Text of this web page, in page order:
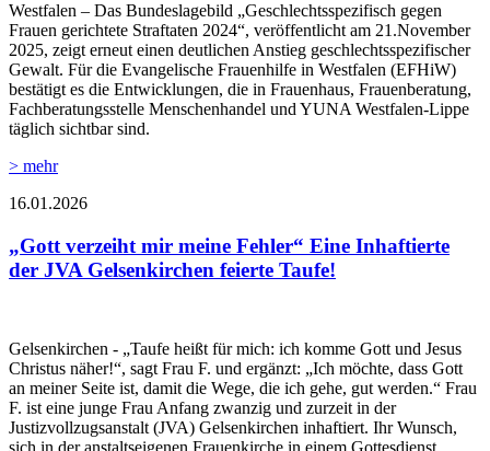
Westfalen – Das Bundeslagebild „Geschlechtsspezifisch gegen
Frauen gerichtete Straftaten 2024“, veröffentlicht am 21.November
2025, zeigt erneut einen deutlichen Anstieg geschlechtsspezifischer
Gewalt. Für die Evangelische Frauenhilfe in Westfalen (EFHiW)
bestätigt es die Entwicklungen, die in Frauenhaus, Frauenberatung,
Fachberatungsstelle Menschenhandel und YUNA Westfalen-Lippe
täglich sichtbar sind.
> mehr
16.01.2026
„Gott verzeiht mir meine Fehler“ Eine Inhaftierte
der JVA Gelsenkirchen feierte Taufe!
Gelsenkirchen - „Taufe heißt für mich: ich komme Gott und Jesus
Christus näher!“, sagt Frau F. und ergänzt: „Ich möchte, dass Gott
an meiner Seite ist, damit die Wege, die ich gehe, gut werden.“ Frau
F. ist eine junge Frau Anfang zwanzig und zurzeit in der
Justizvollzugsanstalt (JVA) Gelsenkirchen inhaftiert. Ihr Wunsch,